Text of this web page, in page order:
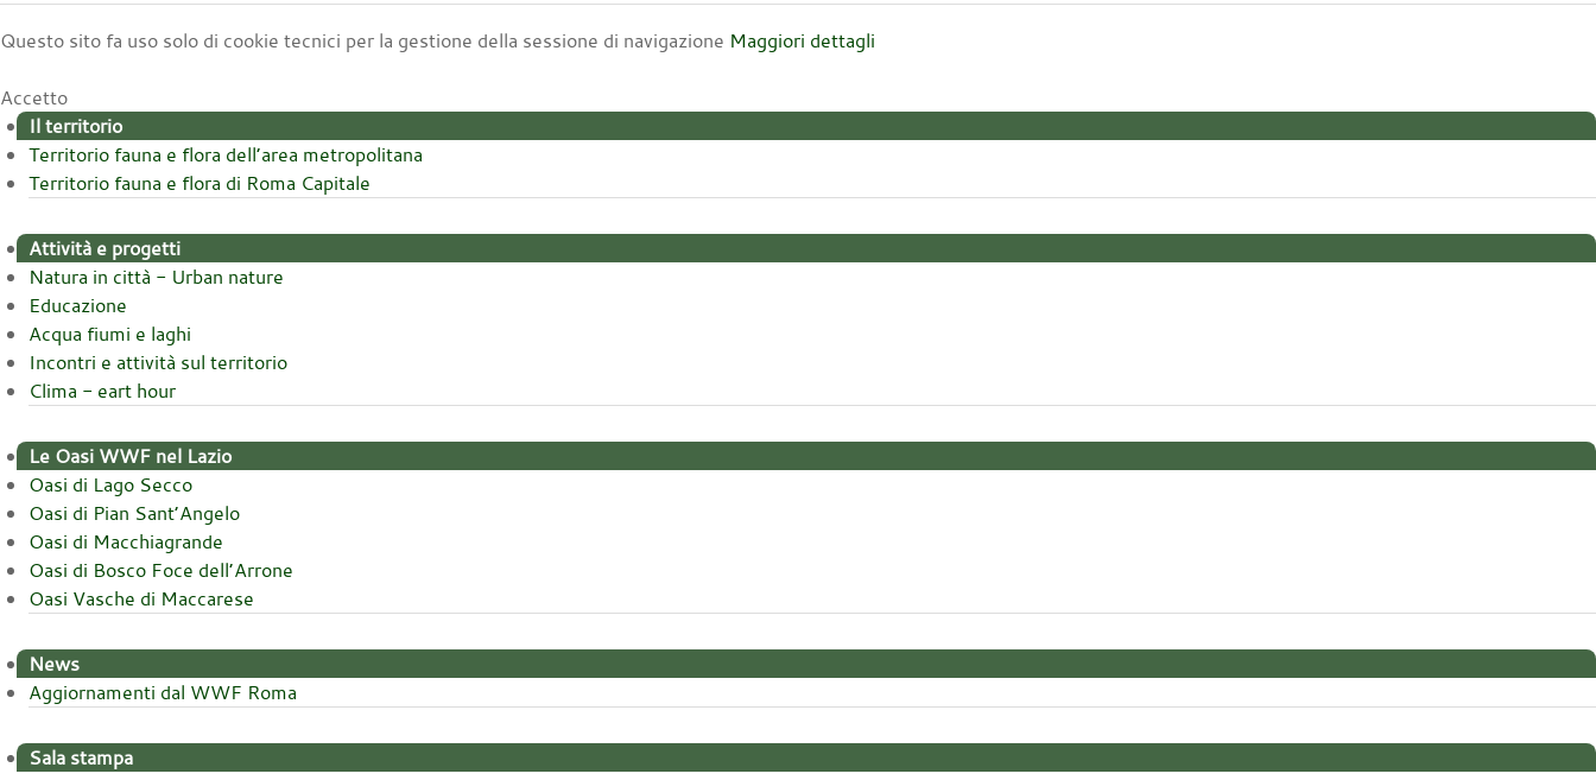
Questo sito fa uso solo di cookie tecnici per la gestione della sessione di navigazione Maggiori dettagli
Accetto
Il territorio
Territorio fauna e flora dell’area metropolitana
Territorio fauna e flora di Roma Capitale
Attività e progetti
Natura in città - Urban nature
Educazione
Acqua fiumi e laghi
Incontri e attività sul territorio
Clima - eart hour
Le Oasi WWF nel Lazio
Oasi di Lago Secco
Oasi di Pian Sant’Angelo
Oasi di Macchiagrande
Oasi di Bosco Foce dell’Arrone
Oasi Vasche di Maccarese
News
Aggiornamenti dal WWF Roma
Sala stampa